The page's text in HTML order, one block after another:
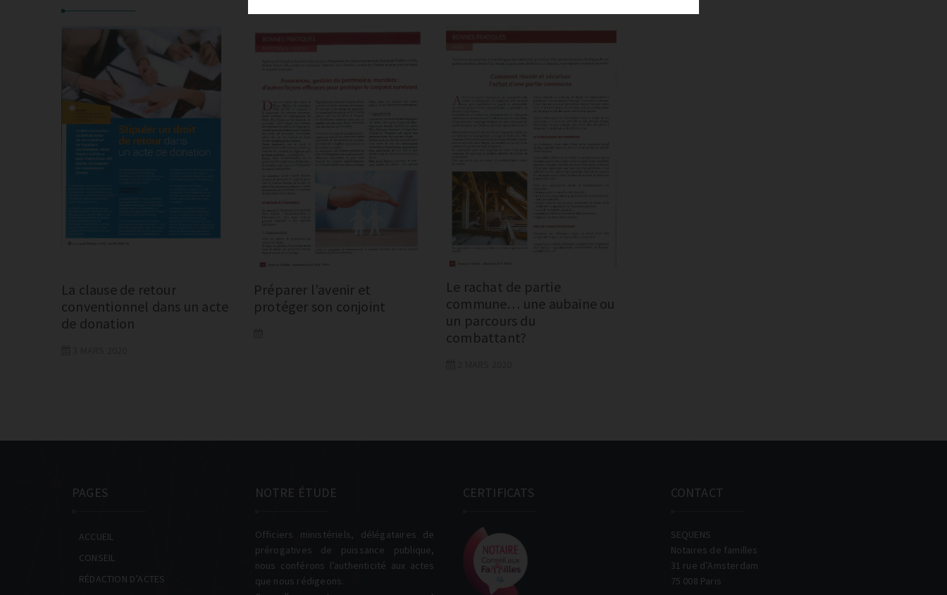
La clause de retour
conventionnel dans un acte
de donation
Préparer l’avenir et
protéger son conjoint
Le rachat de partie
commune… une aubaine ou
un parcours du
combattant?
PAGES
ACCUEIL
CONSEIL
RÉDACTION D’ACTES
NOTRE ÉTUDE
Officiers ministériels, délégataires de
prérogatives de puissance publique,
nous conférons l’authenticité aux actes
que nous rédigeons.
CERTIFICATS CONTACT
SEQUENS
Notaires de familles
31 rue d’Amsterdam
75 008 Paris